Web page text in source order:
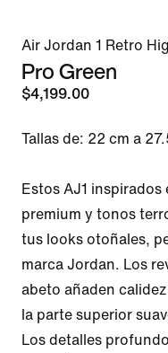
Air Jordan 1 Retro
Pro Green
$4,199.00
Tallas de: 22 cm a
Estos AJ1
premium y tonos
tus looks otoñales,
marca Jordan. Los
abeto añaden
la parte superior
Los detalles